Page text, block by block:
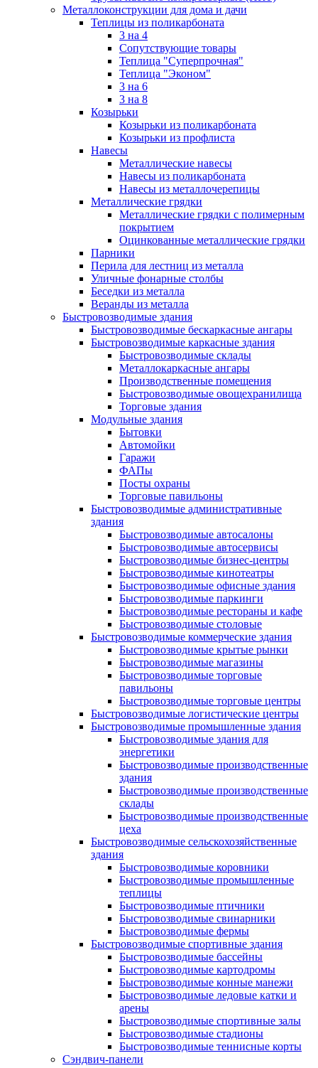
Металлоконструкции для дома и дачи
Теплицы из поликарбоната
3 на 4
Сопутствующие товары
Теплица "Суперпрочная"
Теплица "Эконом"
3 на 6
3 на 8
Козырьки
Козырьки из поликарбоната
Козырьки из профлиста
Навесы
Металлические навесы
Навесы из поликарбоната
Навесы из металлочерепицы
Металлические грядки
Металлические грядки с полимерным
покрытием
Оцинкованные металлические грядки
Парники
Перила для лестниц из металла
Уличные фонарные столбы
Беседки из металла
Веранды из металла
Быстровозводимые здания
Быстровозводимые бескаркасные ангары
Быстровозводимые каркасные здания
Быстровозводимые склады
Металлокаркасные ангары
Производственные помещения
Быстровозводимые овощехранилища
Торговые здания
Модульные здания
Бытовки
Автомойки
Гаражи
ФАПы
Посты охраны
Торговые павильоны
Быстровозводимые административные
здания
Быстровозводимые автосалоны
Быстровозводимые автосервисы
Быстровозводимые бизнес-центры
Быстровозводимые кинотеатры
Быстровозводимые офисные здания
Быстровозводимые паркинги
Быстровозводимые рестораны и кафе
Быстровозводимые столовые
Быстровозводимые коммерческие здания
Быстровозводимые крытые рынки
Быстровозводимые магазины
Быстровозводимые торговые
павильоны
Быстровозводимые торговые центры
Быстровозводимые логистические центры
Быстровозводимые промышленные здания
Быстровозводимые здания для
энергетики
Быстровозводимые производственные
здания
Быстровозводимые производственные
склады
Быстровозводимые производственные
цеха
Быстровозводимые сельскохозяйственные
здания
Быстровозводимые коровники
Быстровозводимые промышленные
теплицы
Быстровозводимые птичники
Быстровозводимые свинарники
Быстровозводимые фермы
Быстровозводимые спортивные здания
Быстровозводимые бассейны
Быстровозводимые картодромы
Быстровозводимые конные манежи
Быстровозводимые ледовые катки и
арены
Быстровозводимые спортивные залы
Быстровозводимые стадионы
Быстровозводимые теннисные корты
Сэндвич-панели